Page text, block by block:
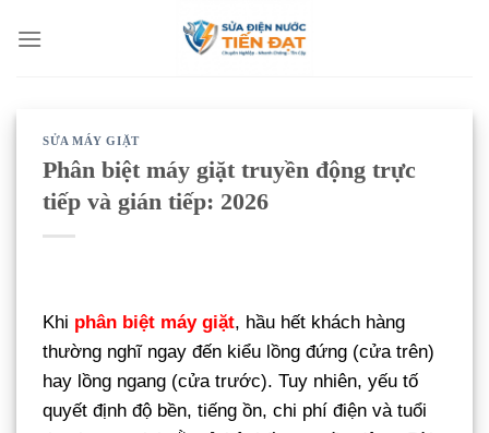
qua
SỬA MÁY GIẶT
Phân biệt máy giặt truyền động trực
tiếp và gián tiếp: 2026
Khi phân biệt máy giặt, hầu hết khách hàng
thường nghĩ ngay đến kiểu lồng đứng (cửa trên)
hay lồng ngang (cửa trước). Tuy nhiên, yếu tố
quyết định độ bền, tiếng ồn, chi phí điện và tuổi